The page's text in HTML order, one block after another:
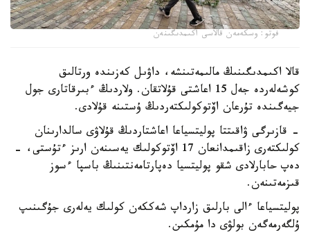
فوتو: وسكەمەن قالاسى اكىمدىگىنەن
قالا اكىمدىگىنىڭ مالىمەتىنشە، داۋىل كەزىندە ورتالىق
كوشەلەردە جەل 15 اعاشتى قۇلاتقان. ولاردىڭ ءبىرقاتارى جول
جيەگىندە تۇرعان اۆتوكولىكتەردىڭ ۇستىنە قۇلادى.
- قازىرگى ۋاقىتتا پوليتسياعا اعاشتاردىڭ قۇلاۋى سالدارىنان
كولىكتەرى زاقىمدانعان 17 اۆتوكولىك يەسىنەن ارىز ءتۇستى، -
دەپ حابارلادى شقو پوليتسيا دەپارتامەنتىنىڭ باسپا ءسوز
قىزمەتىنەن.
پوليتسياعا ءالى بارلىق زارداپ شەككەن كولىك يەلەرى جۇگىنىپ
ۇلگەرمەگەن بولۋى دا مۇمكىن.